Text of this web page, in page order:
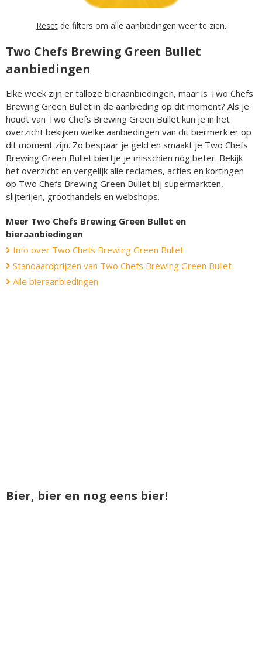
Resetde filters om alle aanbiedingen weer te zien.
Two Chefs Brewing Green Bullet
aanbiedingen
Elke week zijn er talloze bieraanbiedingen, maar is Two Chefs
Brewing Green Bullet in de aanbieding op dit moment? Als je
houdt van Two Chefs Brewing Green Bullet kun je in het
overzicht bekijken welke aanbiedingen van dit biermerk er op
dit moment zijn. Zo bespaar je geld en smaakt je Two Chefs
Brewing Green Bullet biertje je misschien nóg beter. Bekijk
het overzicht en vergelijk alle reclames, acties en kortingen
op Two Chefs Brewing Green Bullet bij supermarkten,
slijterijen, groothandels en webshops.
Meer Two Chefs Brewing Green Bullet en
bieraanbiedingen
Info over Two Chefs Brewing Green Bullet
Standaardprijzen van Two Chefs Brewing Green Bullet
Alle bieraanbiedingen
Bier, bier en nog eens bier!